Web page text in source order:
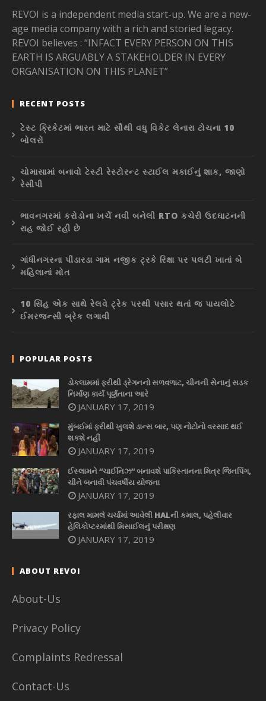
REVOI is a independent media start-up. We are a new-
age media company with a rich and storied legacy.
REVOI believes : “INFACT EVERY PERSON ON THIS
EARTH IS ARGUABLY A STAKEHOLDER IN EVERY
ORGANISATION ON THIS PLANET”
RECENT POSTS
ટેસ્ટ ક્રિકેટમાં ભારત માટે સૌથી વધુ વિકેટ લેનારા ટોચના 10
બોલરો
ચોમાસામાં બનાવો ટેસ્ટી રેસ્ટોરન્ટ સ્ટાઈલ મકાઈનું શાક, જાણો
રેસીપી
ભાવનગરમાં કરોડોના ખર્ચે નવી બનેલી RTO કચેરી ઉદઘાટનની
રાહ જોઈ રહી છે
ગાંધીનગરના પીંડારડા ગામ નજીક ટ્રકે રિક્ષા પર પલટી ખાતાં બે
મહિલાનાં મોત
10 સિંહ એક સાથે રેલવે ટ્રેક પરથી પસાર થતાં જ પાયલોટે
ઈમરજન્સી બ્રેક લગાવી
POPULAR POSTS
ડોકલામમાં ફરીથી ડ્રેગનનો સળવળાટ, ચીનની સેનાનું સડક
નિર્માણ કાર્ય પૂર્ણતાના આરે
JANUARY 17, 2019
મુંબઈમાં ફરીથી ખુલશે ડાન્સ બાર, પણ નોટોનો વરસાદ થઈ
શકશે નહીં
JANUARY 17, 2019
ઈસ્લામને “ચાઈનિઝ” બનાવશે પાકિસ્તાનના મિત્ર જિનપિંગ,
ચીને બનાવી પંચવર્ષીય યોજના
JANUARY 17, 2019
રફાલ મામલે ચર્ચામાં આવેલી HALની કમાલ, પહેલીવાર
હેલિકોપ્ટરમાંથી મિસાઈલનું પરીક્ષણ
JANUARY 17, 2019
ABOUT REVOI
About-Us
Privacy Policy
Complaints Redressal
Contact-Us